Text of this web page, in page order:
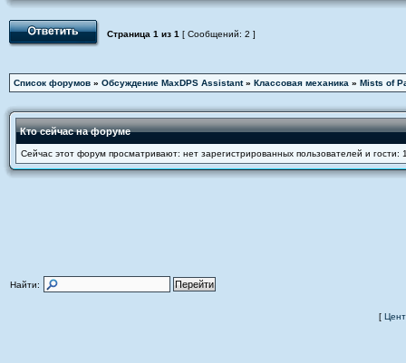
Страница 1 из 1 [ Сообщений: 2 ]
Список форумов » Обсуждение MaxDPS Assistant» Классовая механика » Mists of
Кто сейчас на форуме
Сейчас этот форум просматривают: нет зарегистрированных пользователей и гости:
Найти:
[